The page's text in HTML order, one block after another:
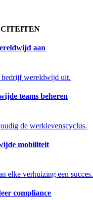
aan​​
wereldwijd uit.​​
teams beheren​​
de werklevenscyclus.​​
mobiliteit​​
elke verhuizing een succes.​​
compliance​​